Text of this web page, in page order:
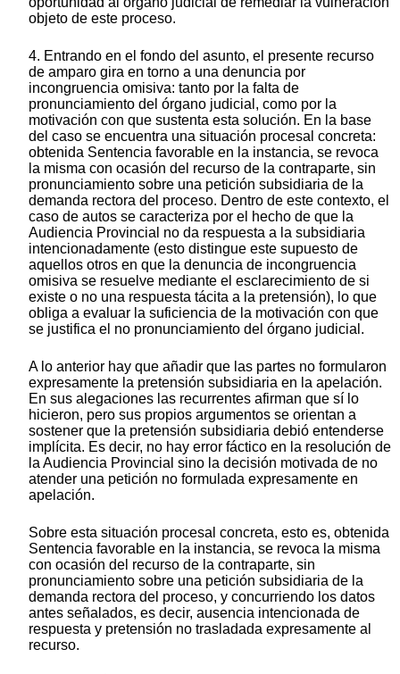
objeto de este proceso.
4. Entrando en el fondo del asunto, el presente recurso
de amparo gira en torno a una denuncia por
incongruencia omisiva: tanto por la falta de
pronunciamiento del órgano judicial, como por la
motivación con que sustenta esta solución. En la base
del caso se encuentra una situación procesal concreta:
obtenida Sentencia favorable en la instancia, se revoca
la misma con ocasión del recurso de la contraparte, sin
pronunciamiento sobre una petición subsidiaria de la
demanda rectora del proceso. Dentro de este contexto, el
caso de autos se caracteriza por el hecho de que la
Audiencia Provincial no da respuesta a la subsidiaria
intencionadamente (esto distingue este supuesto de
aquellos otros en que la denuncia de incongruencia
omisiva se resuelve mediante el esclarecimiento de si
existe o no una respuesta tácita a la pretensión), lo que
obliga a evaluar la suficiencia de la motivación con que
se justifica el no pronunciamiento del órgano judicial.
A lo anterior hay que añadir que las partes no formularon
expresamente la pretensión subsidiaria en la apelación.
En sus alegaciones las recurrentes afirman que sí lo
hicieron, pero sus propios argumentos se orientan a
sostener que la pretensión subsidiaria debió entenderse
implícita. Es decir, no hay error fáctico en la resolución de
la Audiencia Provincial sino la decisión motivada de no
atender una petición no formulada expresamente en
apelación.
Sobre esta situación procesal concreta, esto es, obtenida
Sentencia favorable en la instancia, se revoca la misma
con ocasión del recurso de la contraparte, sin
pronunciamiento sobre una petición subsidiaria de la
demanda rectora del proceso, y concurriendo los datos
antes señalados, es decir, ausencia intencionada de
respuesta y pretensión no trasladada expresamente al
recurso.